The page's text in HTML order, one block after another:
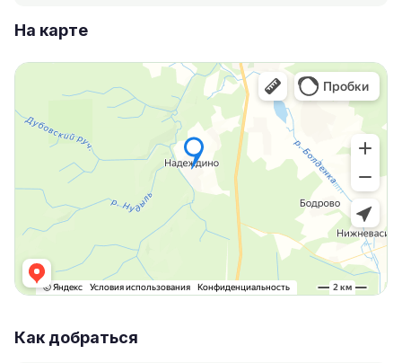
На карте
Как добраться